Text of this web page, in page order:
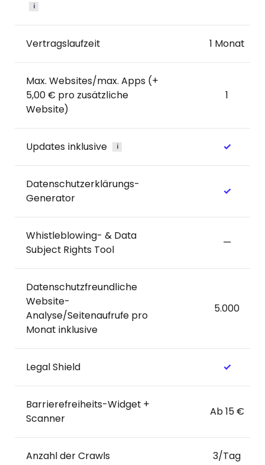
i
Vertragslaufzeit 1 Monat
Max. Websites/max. Apps (+
5,00 € pro zusätzliche
Website)
1
Updates inklusive i ✓
Datenschutzerklärungs-
Generator
✓
Whistleblowing- & Data
Subject Rights Tool
—
Datenschutzfreundliche
Website-
Analyse/Seitenaufrufe pro
Monat inklusive
5.000
Legal Shield ✓
Barrierefreiheits-Widget +
Scanner
Ab 15 €
Anzahl der Crawls 3/Tag